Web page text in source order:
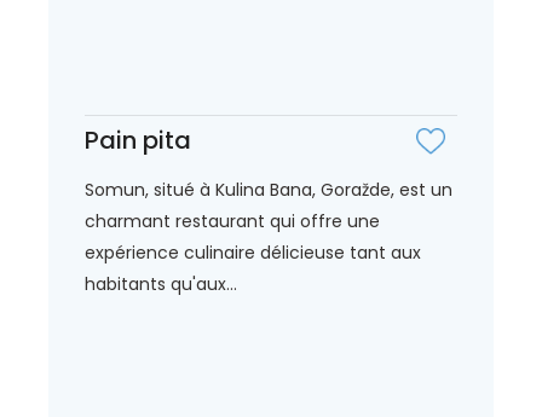
Pain pita
Somun, situé à Kulina Bana, Goražde, est un
charmant restaurant qui offre une
expérience culinaire délicieuse tant aux
habitants qu'aux...